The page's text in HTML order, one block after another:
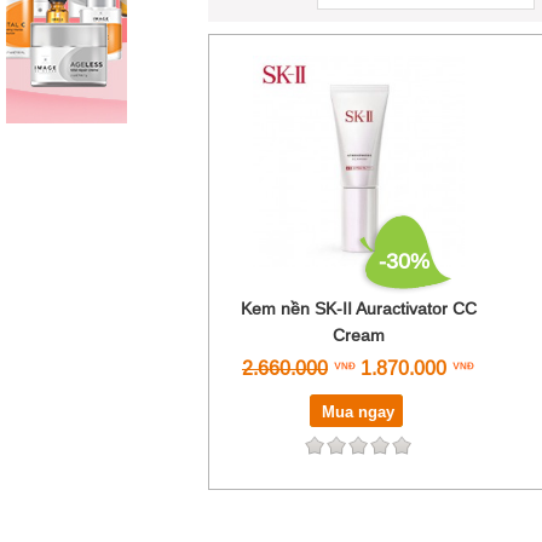
-30%
Kem nền SK-II Auractivator CC
Cream
2.660.000 1.870.000
Mua ngay